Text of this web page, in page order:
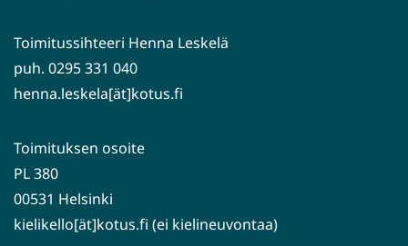
Toimitussihteeri Henna Leskelä
puh. 0295 331 040
henna.leskela[ät]kotus.fi
Toimituksen osoite
PL 380
00531 Helsinki
kielikello[ät]kotus.fi (ei kielineuvontaa)